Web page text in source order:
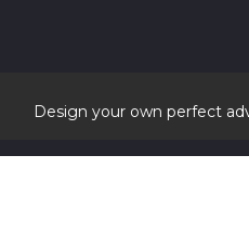
Design your own perfect